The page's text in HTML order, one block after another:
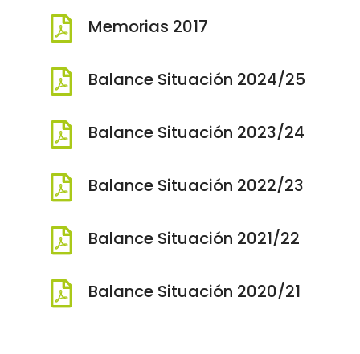
 Memorias 2017
 Balance Situación 2024/25
 Balance Situación 2023/24
 Balance Situación 2022/23
 Balance Situación 2021/22
 Balance Situación 2020/21